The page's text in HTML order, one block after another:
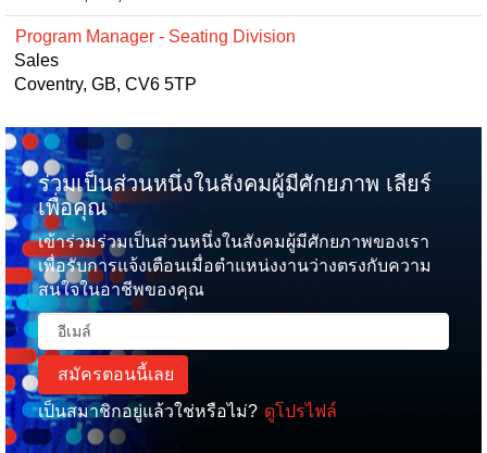
Program Manager - Seating Division
Sales
Coventry, GB, CV6 5TP
ร่วมเป็นส่วนหนึ่งในสังคมผู้มีศักยภาพ เลียร์
เพื่อคุณ
เข้าร่วมร่วมเป็นส่วนหนึ่งในสังคมผู้มีศักยภาพของเรา
เพื่อรับการแจ้งเตือนเมื่อตำแหน่งงานว่างตรงกับความ
สนใจในอาชีพของคุณ
เป็นสมาชิกอยู่แล้วใช่หรือไม่? ดูโปรไฟล์